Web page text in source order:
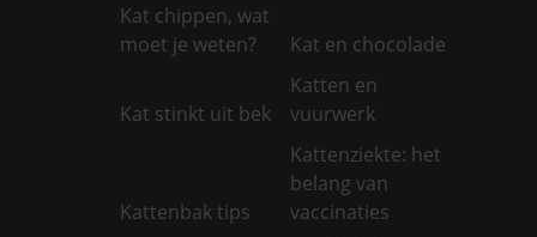
Kat chippen, wat
moet je weten?
Kat en chocolade
Kat stinkt uit bek
Katten en
vuurwerk
Kattenbak tips
Kattenziekte: het
belang van
vaccinaties